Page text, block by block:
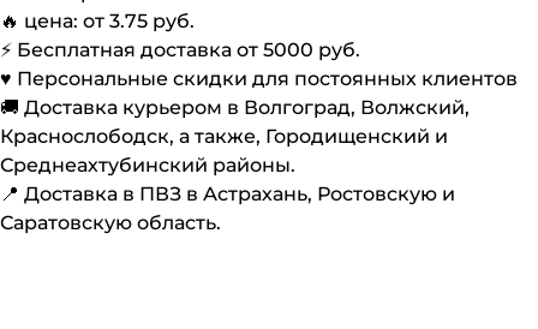
🔥 цена: от 3.75 руб.
⚡️ Бесплатная доставка от 5000 руб.
♥️ Персональные скидки для постоянных клиентов
🚚 Доставка курьером в Волгоград, Волжский,
Краснослободск, а также, Городищенский и
Среднеахтубинский районы.
📍 Доставка в ПВЗ в Астрахань, Ростовскую и
Саратовскую область.